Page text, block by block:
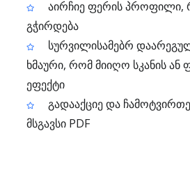
აირჩიე ფერის პროფილი,
გჭირდება
სურვილისამებრ
ხმაური, რომ მიიღო სკანის
ეფექტი
გადააქციე და
მსგავსი PDF